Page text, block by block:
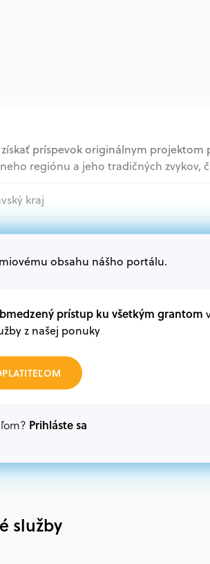
získať príspevok originálnym
regiónu a jeho tradičných zvykov,
kraj
dotácií na portáli Grantexpert.sk
zdrojov.
osoba, t. j. verejný alebo súkromný
zriadené ako právnická
organizácia, orgán alebo
obsahu nášho portálu.
prístup ku všetkým grantom
z našej ponuky
Prihláste sa
služby